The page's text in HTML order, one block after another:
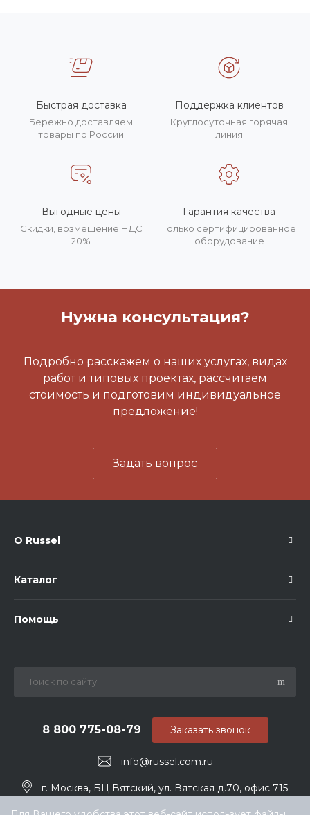
Быстрая доставка
Бережно доставляем
товары по России
Поддержка клиентов
Круглосуточная горячая
линия
Выгодные цены
Скидки, возмещение НДС
20%
Гарантия качества
Только сертифицированное
оборудование
Нужна консультация?
Подробно расскажем о наших услугах, видах
работ и типовых проектах, рассчитаем
стоимость и подготовим индивидуальное
предложение!
Задать вопрос
О Russel
Каталог
Помощь
8 800 775-08-79
info@russel.com.ru
Заказать звонок
г. Москва, БЦ Вятский, ул. Вятская д.70, офис 715